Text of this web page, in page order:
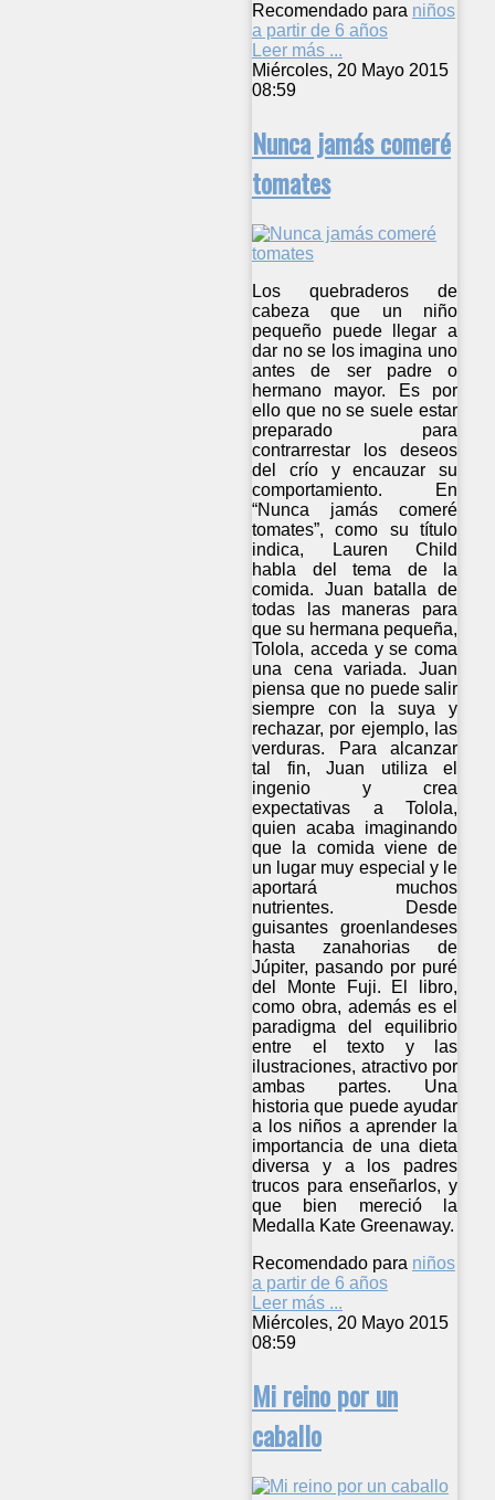
Recomendado para niños
a partir de 6 años
Leer más ...
Miércoles, 20 Mayo 2015
08:59
Nunca jamás comeré
tomates
Los quebraderos de
cabeza que un niño
pequeño puede llegar a
dar no se los imagina uno
antes de ser padre o
hermano mayor. Es por
ello que no se suele estar
preparado para
contrarrestar los deseos
del crío y encauzar su
comportamiento. En
“Nunca jamás comeré
tomates”, como su título
indica, Lauren Child
habla del tema de la
comida. Juan batalla de
todas las maneras para
que su hermana pequeña,
Tolola, acceda y se coma
una cena variada. Juan
piensa que no puede salir
siempre con la suya y
rechazar, por ejemplo, las
verduras. Para alcanzar
tal fin, Juan utiliza el
ingenio y crea
expectativas a Tolola,
quien acaba imaginando
que la comida viene de
un lugar muy especial y le
aportará muchos
nutrientes. Desde
guisantes groenlandeses
hasta zanahorias de
Júpiter, pasando por puré
del Monte Fuji. El libro,
como obra, además es el
paradigma del equilibrio
entre el texto y las
ilustraciones, atractivo por
ambas partes. Una
historia que puede ayudar
a los niños a aprender la
importancia de una dieta
diversa y a los padres
trucos para enseñarlos, y
que bien mereció la
Medalla Kate Greenaway.
Recomendado para niños
a partir de 6 años
Leer más ...
Miércoles, 20 Mayo 2015
08:59
Mi reino por un
caballo